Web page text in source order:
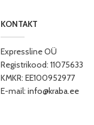
KONTAKT
Expressline OÜ
Registrikood: 11075633
KMKR: EE100952977
E-mail: info@kraba.ee